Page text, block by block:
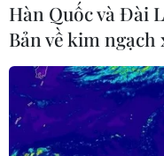
Hàn Quốc và Đài
Bản về kim ngạch